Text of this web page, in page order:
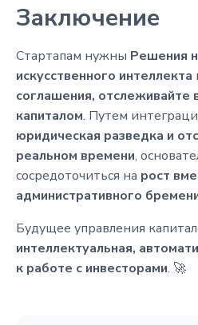
Заключение
Стартапам нужны Решения
искусственного интеллекта
соглашения, отслеживайте
капиталом. Путем
юридическая разведка и
реальном времени,
сосредоточиться на рост
административного
Будущее управления
интеллектуальная,
к работе с инвесторами. 🚀